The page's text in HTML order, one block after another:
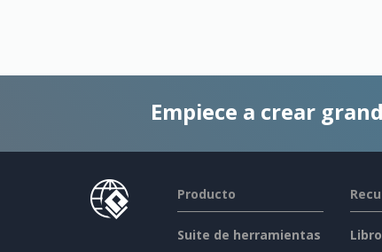
Empiece a crear
Producto
Suite de herramientas